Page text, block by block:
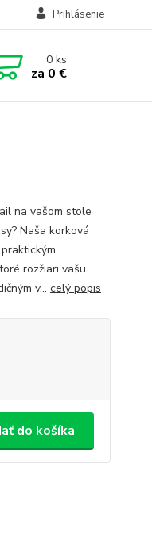
Prihlásenie
0ks
za 0 €
na vašom stole
Naša korková
rozžiari vašu
v... celý popis
do košíka